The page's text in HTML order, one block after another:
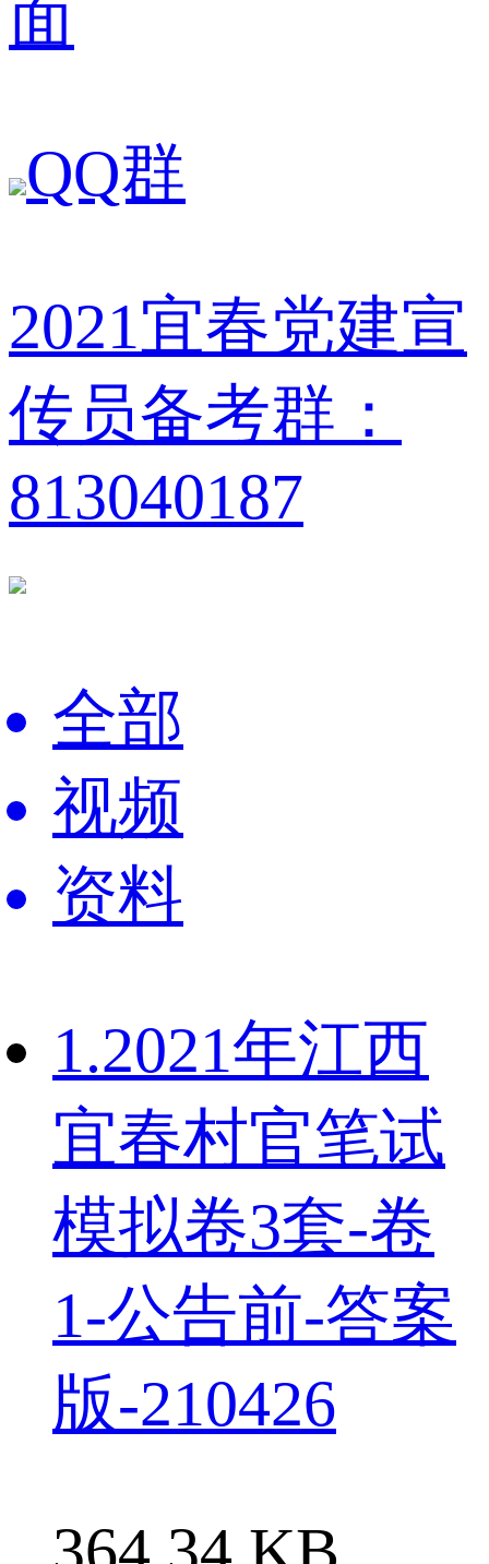
面
QQ群
2021宜春党建宣
传员备考群：
813040187
全部
视频
资料
1.2021年江西
宜春村官笔试
模拟卷3套-卷
1-公告前-答案
版-210426